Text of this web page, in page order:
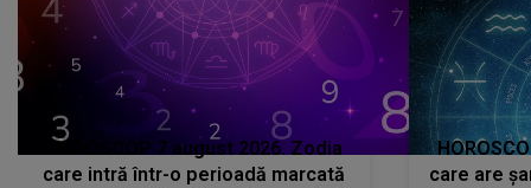
HOROSCOP 7 august 2026. Zodia
care intră într-o perioadă marcată
care are